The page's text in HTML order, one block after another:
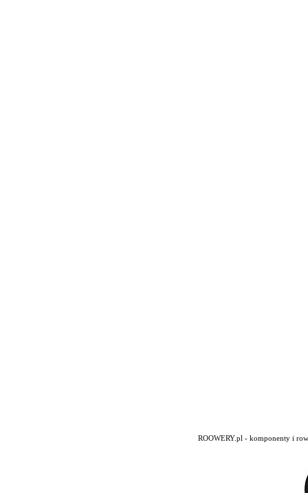
ROOWERY.pl - komponenty i